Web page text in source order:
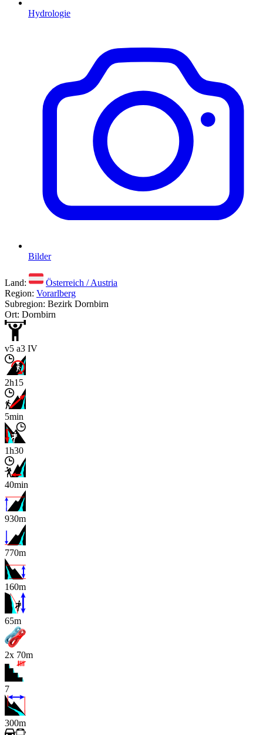
Hydrologie
Bilder
Land:
Österreich / Austria
Region: Vorarlberg
Subregion: Bezirk Dornbirn
Ort: Dornbirn
v5 a3 IV
2h15
5min
1h30
40min
930m
770m
160m
x
65m
2x 70m
7
300m